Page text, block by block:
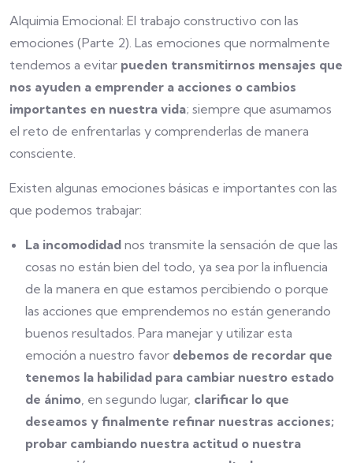
Alquimia Emocional: El trabajo constructivo con las
emociones (Parte 2). Las emociones que normalmente
tendemos a evitar pueden transmitirnos mensajes que
nos ayuden a emprender a acciones o cambios
importantes en nuestra vida; siempre que asumamos
el reto de enfrentarlas y comprenderlas de manera
consciente.
Existen algunas emociones básicas e importantes con las
que podemos trabajar:
La incomodidad nos transmite la sensación de que las
cosas no están bien del todo, ya sea por la influencia
de la manera en que estamos percibiendo o porque
las acciones que emprendemos no están generando
buenos resultados. Para manejar y utilizar esta
emoción a nuestro favor debemos de recordar que
tenemos la habilidad para cambiar nuestro estado
de ánimo, en segundo lugar, clarificar lo que
deseamos y finalmente refinar nuestras acciones;
probar cambiando nuestra actitud o nuestra